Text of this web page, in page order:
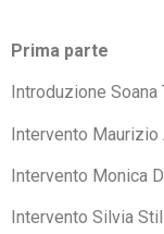
Prima parte
Introduzione Soana
Intervento Maurizio
Intervento Monica
Intervento Silvia